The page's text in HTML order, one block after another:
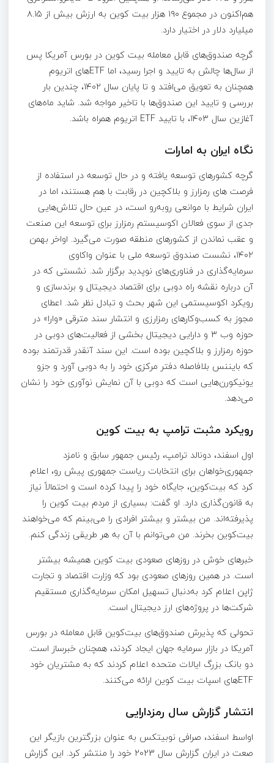
هم‌اکنون در مجموع ۱۹۰ هزار بیت کوین به ارزش بیش از ۸.۱۵
میلیارد دلار در اختیار دارد.
گرچه صندوق‌های قابل معامله بیت کوین در بورس آمریکا پس
از سال‌ها چالش به تایید و اجرا رسید، اما ETFهای اتریوم
همچنان به تعویق می‌افتد و تا پایان سال ۱۴۰۲، چندین بار
بررسی و تایید این صندوق‌ها با تاخیر مواجه شد. شاید ماه‌های
آغازین سال ۱۴۰۳، با تایید ETF اتریوم همراه باشد.
نگاه ایران به امارات
گرچه کشورهای توسعه یافته و در حال توسعه در استفاده از
فرصت های رمزارز و بلاکچین در رقابت با هم هستند، اما در
ایران شرایط با موانعی رو‌به‌رو است، در عین حال تلاش‌هایی
جدی از سوی فعالان اکوسیستم رمزارز برای توسعه این صنعت
و عقب نماندن از کشورهای منطقه صورت می‌گیرد. اواخر بهمن
۱۴۰۲، نشست صندوق توسعه ملی با عنوان واکاوی
سرمایه‌گذاری در فناوری‌های نوپدید برگزار شد. نشستی که در
آن درباره نقشه راه دوبی برای اقتصاد دیجیتال و برندسازی و
رویکرد اکوسیستمی این شهر بحث و تبادل نظر شد. اعطای
مجوز به کسب‌وکارهای رمزارزی و انتشار سند مترقی «وارا» در
حوزه وب ۳ و دارایی دیجیتال بخشی از فعالیت‌های دوبی در
حوزه رمزارز و بلاکچین بوده است. این سند آنقدر قدرتمند بوده
که بایننس بلافاصله دفتر مرکزی خود را به دوبی آورد و جزو
یونیکورن‌هایی است که دوبی با آن نمایش نوآوری خود را نشان
می‌دهد.
رویکرد مثبت ترامپ به بیت کوین
اول اسفند، دونالد ترامپ، رئیس جمهور سابق و نامزد
جمهوری‌خواهان برای انتخابات ریاست جمهوری پیش رو، اعلام
کرد که بیت‌کوین، جایگاه خود را پیدا کرده است و احتمالاً نیاز
به قانون‌گذاری دارد. او گفت: بسیاری از مردم بیت کوین را
پذیرفته‌اند. من بیشتر و بیشتر افرادی را می‌بینم که می‌خواهند
بیت‌کوین بخرند. من می‌توانم با آن به هر طریقی زندگی کنم.
خبرهای خوش در روزهای صعودی بیت کوین همیشه بیشتر
است. در همین روزهای صعودی بود که وزارت اقتصاد و تجارت
ژاپن اعلام کرد به‌دنبال تسهیل امکان سرمایه‌گذاری مستقیم
شرکت‌ها در پروژه‌های ارز دیجیتال است.
تحولی که پذیرش صندوق‌های بیت‌کوین قابل معامله در بورس
آمریکا در بازار سرمایه جهان ایجاد کردند، همچنان خبرساز است.
دو بانک بزرگ ایالات متحده اعلام کردند که به مشتریان خود
ETF‌های اسپات بیت کوین ارائه می‌کنند.
انتشار گزارش سال رمزدارایی
اواسط اسفند، صرافی نوبیتکس به عنوان بزرگترین بازیگر این
صعت در ایران گزارش سال 2023 خود را منتشر کرد. این گزارش